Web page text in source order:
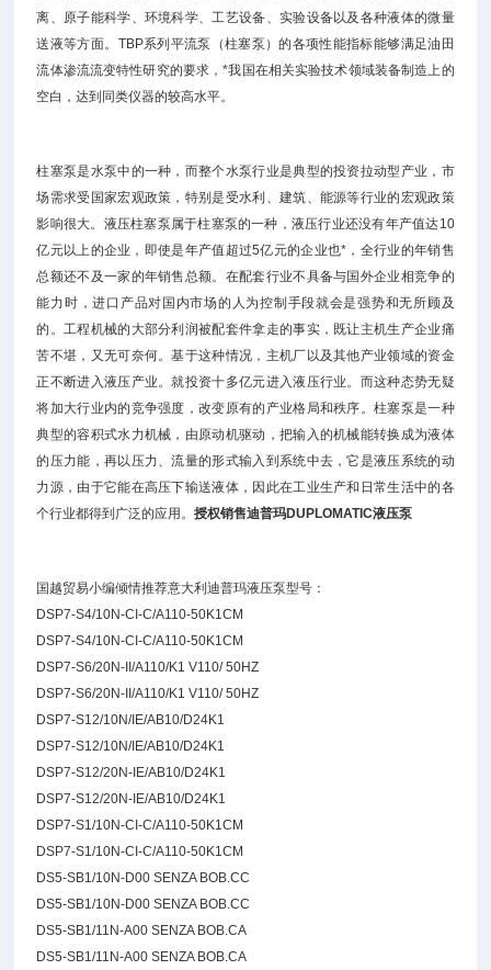
离、原子能科学、环境科学、工艺设备、实验设备以及各种液体的微量
送液等方面。TBP系列平流泵（柱塞泵）的各项性能指标能够满足油田
流体渗流流变特性研究的要求，*我国在相关实验技术领域装备制造上的
空白，达到同类仪器的较高水平。
柱塞泵是水泵中的一种，而整个水泵行业是典型的投资拉动型产业，市
场需求受国家宏观政策，特别是受水利、建筑、能源等行业的宏观政策
影响很大。液压柱塞泵属于柱塞泵的一种，液压行业还没有年产值达10
亿元以上的企业，即使是年产值超过5亿元的企业也*，全行业的年销售
总额还不及一家的年销售总额。在配套行业不具备与国外企业相竞争的
能力时，进口产品对国内市场的人为控制手段就会是强势和无所顾及
的。工程机械的大部分利润被配套件拿走的事实，既让主机生产企业痛
苦不堪，又无可奈何。基于这种情况，主机厂以及其他产业领域的资金
正不断进入液压产业。就投资十多亿元进入液压行业。而这种态势无疑
将加大行业内的竞争强度，改变原有的产业格局和秩序。柱塞泵是一种
典型的容积式水力机械，由原动机驱动，把输入的机械能转换成为液体
的压力能，再以压力、流量的形式输入到系统中去，它是液压系统的动
力源，由于它能在高压下输送液体，因此在工业生产和日常生活中的各
个行业都得到广泛的应用。授权销售迪普玛DUPLOMATIC液压泵
国越贸易小编倾情推荐意大利迪普玛液压泵型号：
DSP7-S4/10N-CI-C/A110-50K1CM
DSP7-S4/10N-CI-C/A110-50K1CM
DSP7-S6/20N-II/A110/K1 V110/ 50HZ
DSP7-S6/20N-II/A110/K1 V110/ 50HZ
DSP7-S12/10N/IE/AB10/D24K1
DSP7-S12/10N/IE/AB10/D24K1
DSP7-S12/20N-IE/AB10/D24K1
DSP7-S12/20N-IE/AB10/D24K1
DSP7-S1/10N-CI-C/A110-50K1CM
DSP7-S1/10N-CI-C/A110-50K1CM
DS5-SB1/10N-D00 SENZA BOB.CC
DS5-SB1/10N-D00 SENZA BOB.CC
DS5-SB1/11N-A00 SENZA BOB.CA
DS5-SB1/11N-A00 SENZA BOB.CA